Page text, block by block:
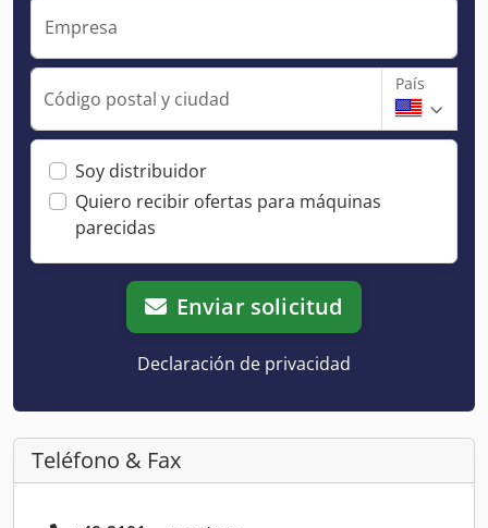
Empresa
Código postal y ciudad
País
Soy distribuidor
Quiero recibir ofertas para máquinas
parecidas
Enviar solicitud
Declaración de privacidad
Teléfono & Fax